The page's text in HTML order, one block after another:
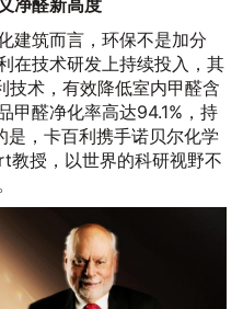
建筑而言，环保不是加分
在技术研发上持续投入，其
技术，有效降低室内甲醛含
甲醛净化率高达94.1%，持
是，卡百利携手诺贝尔化学
授，以世界的科研视野不